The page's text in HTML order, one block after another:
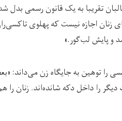
تقریبا به یک قانون رسمی بدل
زنان اجازه نیست که پهلوی
و پایش لب‌گور.»
را توهین به جایگاه زن می‌داند:
را داخل دکه شانده‌اند. زنان را